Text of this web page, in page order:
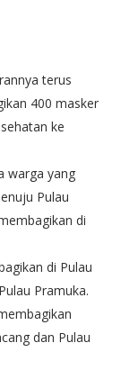
terus
400 masker
ke
warga yang
Pulau
di
di Pulau
Pramuka.
dan Pulau